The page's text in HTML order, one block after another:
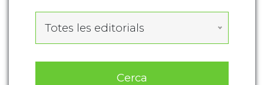
Totes les editorials
Cerca